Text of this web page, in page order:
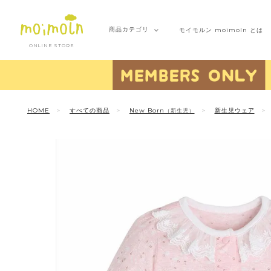
ONLINE STORE
商品カテゴリ モイモルン moimoln とは
HOME すべての商品 New Born （新生児） 新生児ウェア